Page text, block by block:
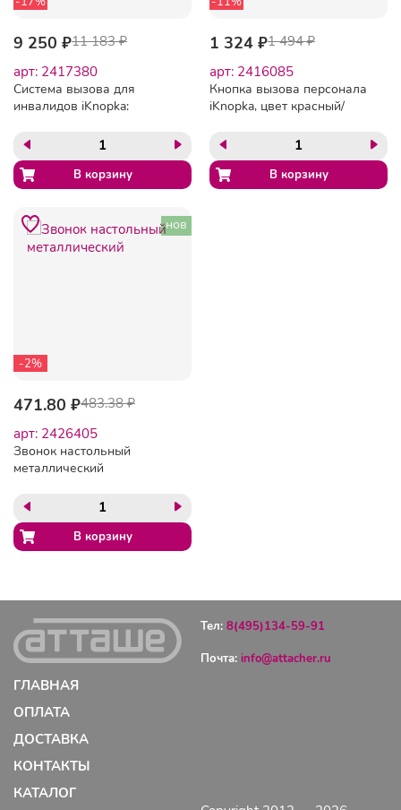
9 250 ₽11 183 ₽
арт: 2417380
Система вызова для
инвалидов iKnopka:
приемник)
1 324 ₽1 494 ₽
арт: 2416085
Кнопка вызова персонала
iKnopka, цвет красный/
-2%
нов
471.80 ₽483.38 ₽
арт: 2426405
Звонок настольный
металлический
Тел: 8(495)134-59-91
Почта: info@attacher.ru
ГЛАВНАЯ
ОПЛАТА
ДОСТАВКА
КОНТАКТЫ
КАТАЛОГ